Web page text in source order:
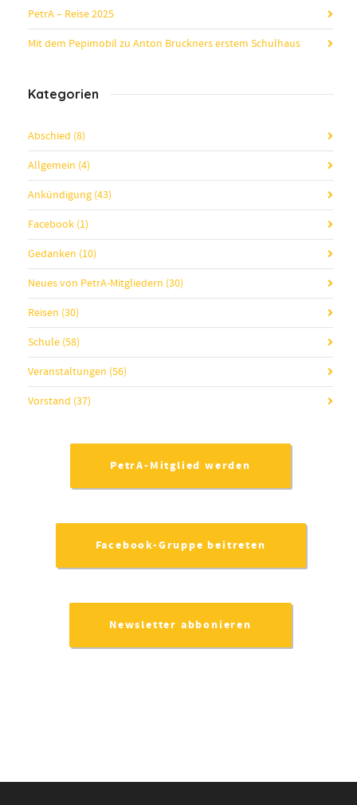
PetrA – Reise 2025
Mit dem Pepimobil zu Anton Bruckners erstem Schulhaus
Kategorien
Abschied (8)
Allgemein (4)
Ankündigung (43)
Facebook (1)
Gedanken (10)
Neues von PetrA-Mitgliedern (30)
Reisen (30)
Schule (58)
Veranstaltungen (56)
Vorstand (37)
PetrA-Mitglied werden
Facebook-Gruppe beitreten
Newsletter abbonieren